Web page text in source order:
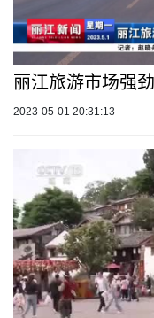
丽江旅游市场强
2023-05-01 20:31:13